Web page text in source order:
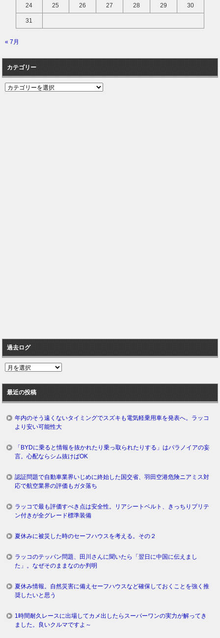
24 25 26 27 28 29 30
31
« 7月
カテゴリー
カ
過去ログ
過
ロ
グ
最近の投稿
年内のそう遠くないタイミングでスズキも電気軽乗用車を発表へ。ラッコ
より安い可能性大
「BYDに乗ると情報を抜かれたり乗っ取られたりする」はパラノイアの妄
言。心配ならシム抜けばOK
認証問題で自動車業界いじめに終始した国交省、羽田空港危険ニアミス対
応で航空業界の評価もガタ落ち
ラッコで最も評価すべき点は安全性。リアシートベルト、きっちりプリテ
ン付きが全グレード標準装備
夏休みに被災した時のセーフハウスを考える。その２
ラッコのテッパン問題、田川さんに聞いたら「翌日に中国に伝えまし
た」。なぜそのままなのか判明
夏休み情報。自然災害に備えセーフハウスなど確保しておくことを強く推
奨したいと思う
1時間耐久レースに出場してカメ出したらスーパーワンの実力が解ってき
ました。良いクルマですよ～